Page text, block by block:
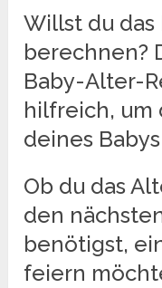
Willst du das
berechnen?
Baby-Alter-
hilfreich, um
deines
Ob du das
den
benötigst,
feiern